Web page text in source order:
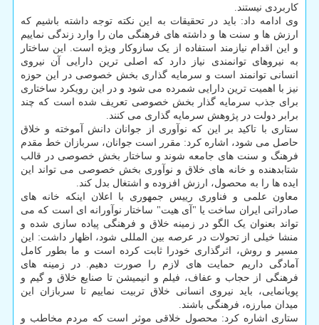
کاربردی نیستند.
وی ادامه داد: باید در تحقیقات به این نکته توجه داشته باشیم که
ارزش ها و سنت ها و داشته های فرهنگی مان را وارد زندگی نماییم
و این اقدام نیازمند استفاده از یک سازوکار ویژه است. این ساختار
به نیروهای توانمندی نیاز دارد که اصلی ترین دارایی آن نیروی
انسانی توانمند است و سرمایه گذاری بخش خصوصی در این حوزه
نیز با اهمیت ترین دارایی شمرده می شود و در این رویکرد ساختاری
برای جذب سرمایه گذار بخش خصوصی تعریف شده است که چند
برابر دولت در پژوهش سرمایه گذاری می کنند.
ستاری با تاکید بر این که نوآوری از جوانان دانش آموخته و خلاق
حاصل می شود، اشاره کرد: مقرر است جوانان، سربازان خط مقدم
فرهنگ و سنت های جامعه شوند و ساختار بخش خصوصی در قالب
شتابدهنده و خانه های خلاق و نوآوری بخش خصوصی می تواند این
ایده ها را به محصول، ارزش افزوده و اشتغال بدل کند.
معاون علمی و فناوری رییس جمهوری با اعلان اینکه خانه های
صادراتی ایران ساخت یا "آی هیت" ساختار نوآورانه ای است که می
تواند بعنوان یک الگو در زمینه خلاق و فرهنگی پیاده سازی شده و
منشا خیلی از تحولات در عرصه بین المللی شود، اظهار داشت: این
مسیر و روش، اثرگذاری خودرا ثابت کرده است و ما بطور کامل
آمادگی داریم حمایت های لازم را صورت دهیم. در زمینه های
فرهنگی از حجاب و عفاف، فیلم و انیمیشن تا صنایع خلاق و گیم و
پویانمایی، باید نیروی انسانی خلاق تربیت نماییم تا سربازان این
میدان مبارزه، فرهنگی باشند.
ستاری اشاره کرد: محصول خلاقی موثر است که مردم مخاطب و